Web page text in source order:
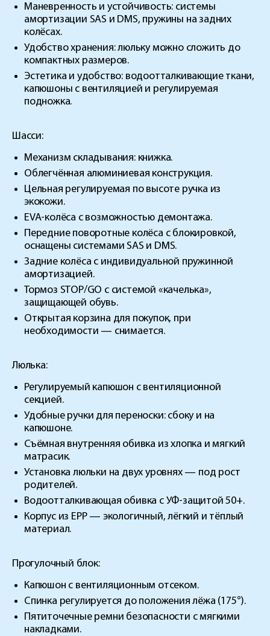
Маневренность и устойчивость: системы
амортизации SAS и DMS, пружины на задних
колёсах.
Удобство хранения:люльку можно сложить до
компактных размеров.
Эстетика и удобство: водоотталкивающие ткани,
капюшоны с вентиляцией и регулируемая
подножка.
Шасси:
Механизм складывания: книжка.
Облегчённая алюминиевая конструкция.
Цельная регулируемая по высоте ручка из
экокожи.
EVA-колёса с возможностью демонтажа.
Передние поворотные колёса с блокировкой,
оснащены системами SAS и DMS.
Задние колёса с индивидуальной пружинной
амортизацией.
Тормоз STOP/GO с системой «качелька»,
защищающей обувь.
Открытая корзина для покупок, при
необходимости — снимается.
Люлька:
Регулируемый капюшон с вентиляционной
секцией.
Удобные ручки для переноски: сбоку и на
капюшоне.
Съёмная внутренняя обивка из хлопка и мягкий
матрасик.
Установка люльки на двух уровнях — под рост
родителей.
Водоотталкивающая обивка с УФ-защитой 50+.
Корпус из EPP — экологичный, лёгкий и тёплый
материал.
Прогулочный блок:
Капюшон с вентиляционным отсеком.
Спинка регулируется до положения лёжа (175°).
Пятиточечные ремни безопасности с мягкими
накладками.